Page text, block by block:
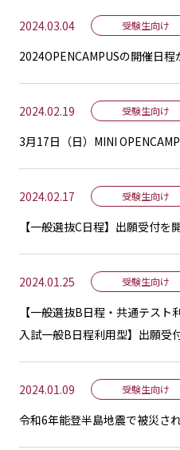
2024.03.04 受験生向け
2024OPENCAMPUSの開催日
2024.02.19 受験生向け
3月17日（日）MINI
2024.02.17 受験生向け
【一般選抜C日程】出願受付を
2024.01.25 受験生向け
【一般選抜B日程・共通テス
入試一般B日程利用型】出願受
2024.01.09 受験生向け
令和6年能登半島地震で被災さ